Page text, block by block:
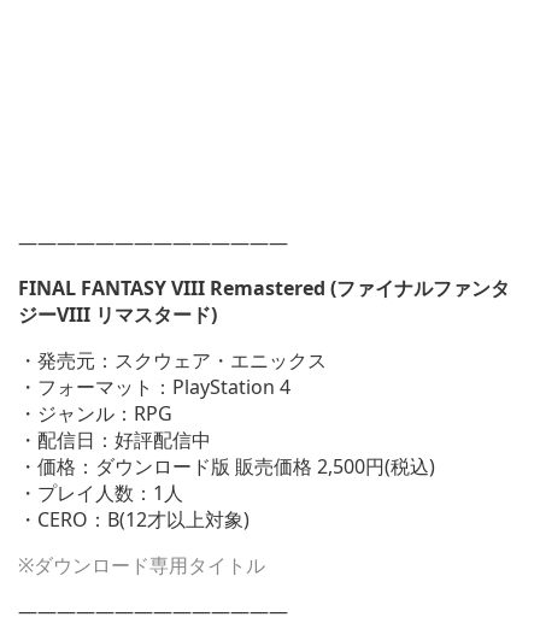
——————————————
FINAL FANTASY VIII Remastered (ファイナルファンタ
ジーVIII リマスタード)
・発売元：スクウェア・エニックス
・フォーマット：PlayStation 4
・ジャンル：RPG
・配信日：好評配信中
・価格：ダウンロード版 販売価格 2,500円(税込)
・プレイ人数：1人
・CERO：B(12才以上対象)
※ダウンロード専用タイトル
——————————————